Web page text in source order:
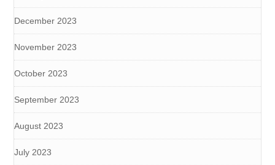
December 2023
November 2023
October 2023
September 2023
August 2023
July 2023